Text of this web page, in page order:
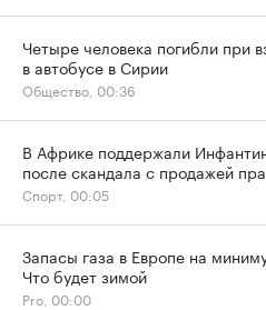
Четыре человека погибли при
в автобусе в Сирии
Общество, 00:36
В Африке поддержали
после скандала с продажей
Спорт, 00:05
Запасы газа в Европе на
Что будет зимой
Pro, 00:00